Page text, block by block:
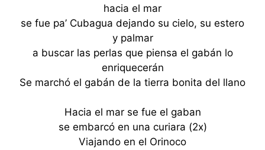
hacia el mar
se fue pa’ Cubagua dejando su cielo, su estero
y palmar
a buscar las perlas que piensa el gabán lo
enriquecerán
Se marchó el gabán de la tierra bonita del llano
Hacia el mar se fue el gaban
se embarcó en una curiara (2x)
Viajando en el Orinoco